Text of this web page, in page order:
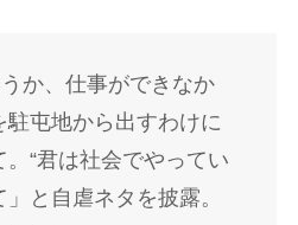
うか、仕事ができなか
駐屯地から出すわけに
。“君は社会でやってい
と自虐ネタを披露。